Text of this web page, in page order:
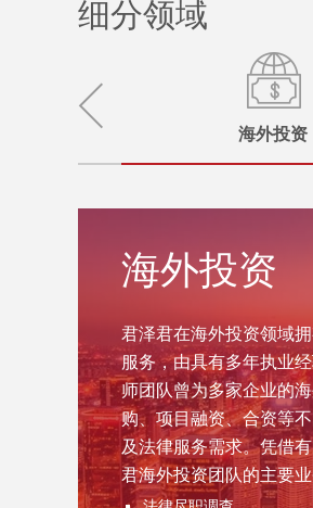
细分领域
海外投资
海外投资
君泽君在海外投资领域
服务，由具有多年执业
师团队曾为多家企业的
购、项目融资、合资等
及法律服务需求。凭借
君海外投资团队的主要业